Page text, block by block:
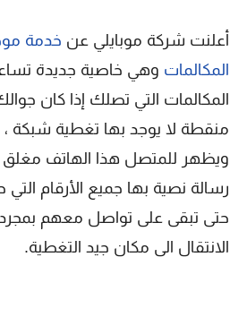
أعلنت شركة موبايلي عن خدمة
المكالمات وهي خاصية جديدة
المكالمات التي تصلك إذا كان
منقطة لا يوجد بها تغطية شبكة ،
ويظهر للمتصل هذا الهاتف
رسالة نصية بها جميع الأرقام
حتى تبقى على تواصل معهم بمجرد
الانتقال الى مكان جيد التغطية.